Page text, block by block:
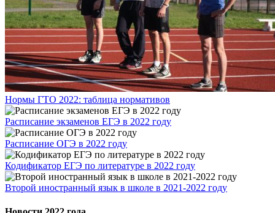
Нормы ГТО 2022: таблица нормативов
Расписание экзаменов ЕГЭ в 2022 году
Расписание ОГЭ в 2022 году
Кодификатор ЕГЭ по литературе в 2022 году
Второй иностранный язык в школе в 2021-2022 году